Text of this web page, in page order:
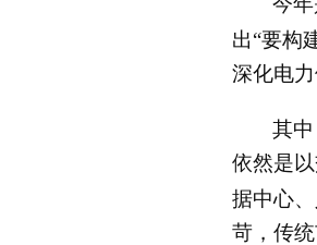
出“要构
深化电
其
依然是
据中心
苛，传